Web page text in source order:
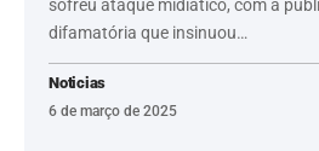
sofreu ataque midiático, com a
difamatória que insinuou…
Noticias
6 de março de 2025